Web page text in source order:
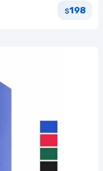
$198